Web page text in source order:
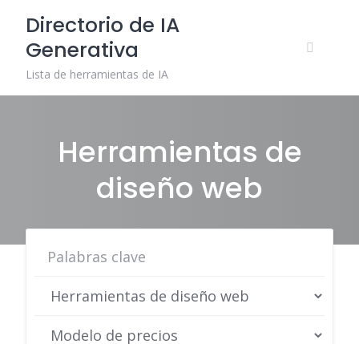
content
Directorio de IA
Generativa
Lista de herramientas de IA
Herramientas de
diseño web